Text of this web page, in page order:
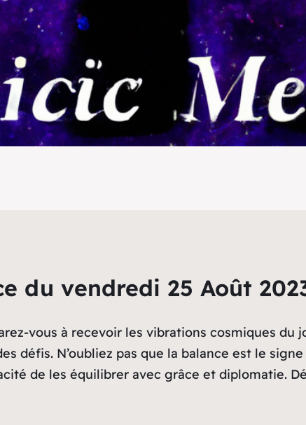
du vendredi 25 Août
vous à recevoir les vibrations cosmiques
défis. N’oubliez pas que la balance est le
de les équilibrer avec grâce et diplomatie.